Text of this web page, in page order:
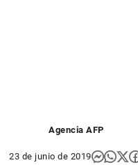
Agencia AFP
23 de junio de 2019